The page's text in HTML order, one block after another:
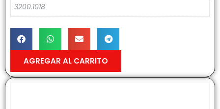
3200.1018
AGREGAR AL CARRITO